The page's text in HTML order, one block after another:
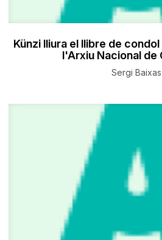
Künzi lliura el llibre de
l'Arxiu Nacional de
Sergi Baixas